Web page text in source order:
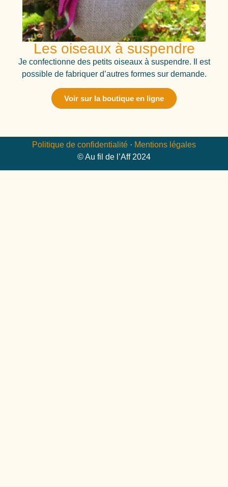
Les oiseaux à suspendre
Je confectionne des petits oiseaux à suspendre. Il est
possible de fabriquer d’autres formes sur demande.
Voir sur la boutique en ligne
Politique de confidentialité · Mentions légales
© Au fil de l’Aff 2024